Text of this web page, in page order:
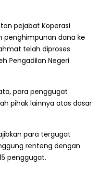
pejabat Koperasi
penghimpunan dana ke
telah diproses
Pengadilan Negeri
para penggugat
pihak lainnya atas dasar
para tergugat
renteng dengan
penggugat.